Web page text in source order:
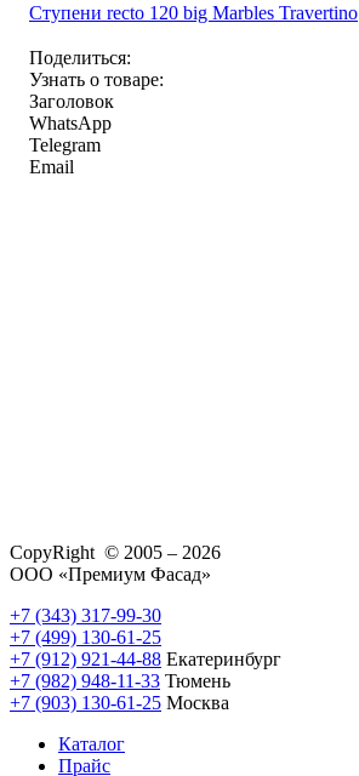
Ступени recto 120 big Marbles Travertino
Поделиться:
Узнать о товаре:
Заголовок
WhatsApp
Telegram
Email
CopyRight © 2005 – 2026
ООО «Премиум Фасад»
+7 (343) 317-99-30
+7 (499) 130-61-25
+7 (912) 921-44-88 Екатеринбург
+7 (982) 948-11-33 Тюмень
+7 (903) 130-61-25 Москва
Каталог
Прайс